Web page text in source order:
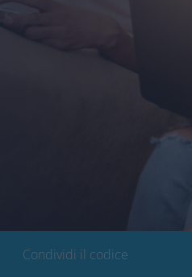
Condividi il codice